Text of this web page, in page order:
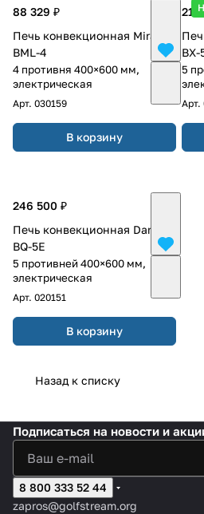
88 329 ₽
Печь конвекционная Miratek
BML-4
4 противня 400×600 мм,
электрическая
Арт. 030159
В корзину
213
BX-
5
Арт.
246 500 ₽
Печь конвекционная Danler
BQ-5E
5 противней 400×600 мм,
электрическая
Арт. 020151
В корзину
Назад к списку
Подписаться на новости и
8 800 333 52 44
zapros@golfstream.org